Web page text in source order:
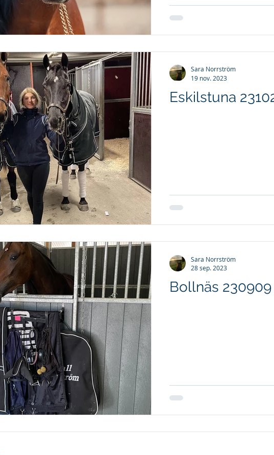
Eskilstuna
Sara Norrström
19 nov. 2023
Bollnäs 230909
Sara Norrström
28 sep. 2023